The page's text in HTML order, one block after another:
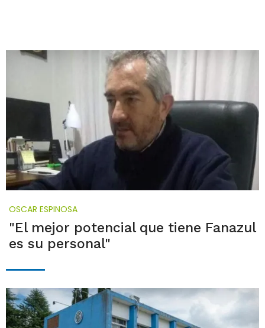
OSCAR ESPINOSA
"El mejor potencial que tiene Fanazul
es su personal"